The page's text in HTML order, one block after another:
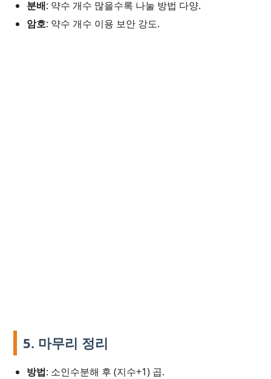
분배: 약수 개수 많을수록 나눌 방법 다양.
암호: 약수 개수 이용 보안 강도.
5. 마무리 정리
방법: 소인수분해 후 (지수+1) 곱.